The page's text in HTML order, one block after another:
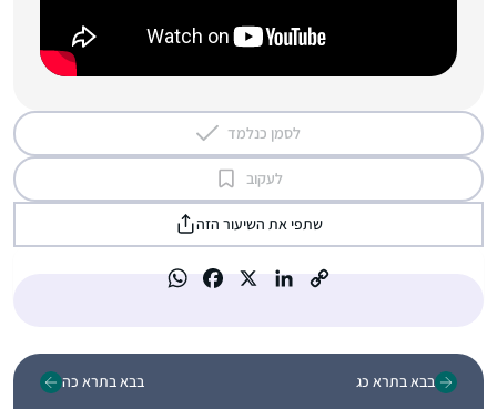
לסמן כנלמד
לעקוב
שתפי את השיעור הזה
בבא בתרא כג בבא בתרא כה